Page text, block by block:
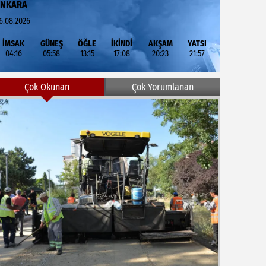
İMSAK
04:16
GÜNEŞ
05:58
ÖĞLE
13:15
İKİNDİ
17:08
AKŞAM
20:23
YATSI
21:57
Çok Okunan Çok Yorumlanan